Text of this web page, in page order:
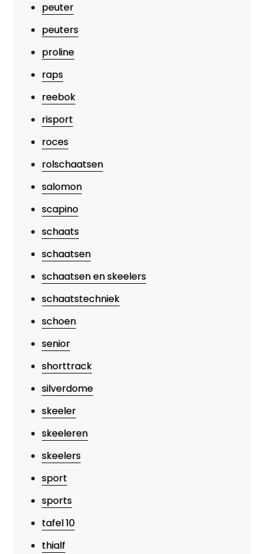
peuter
peuters
proline
raps
reebok
risport
roces
rolschaatsen
salomon
scapino
schaats
schaatsen
schaatsen en skeelers
schaatstechniek
schoen
senior
shorttrack
silverdome
skeeler
skeeleren
skeelers
sport
sports
tafel 10
thialf